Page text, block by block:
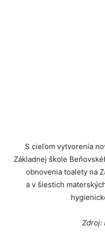
S cieľom vytvorenia
Základnej škole
obnovenia toalety na
a v šiestich
Zdroj: